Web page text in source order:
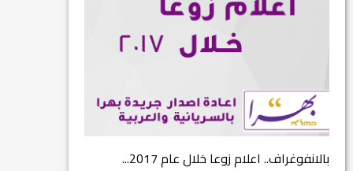
بالانفوغراف.. اعلام زوعا خلال عام 2017...